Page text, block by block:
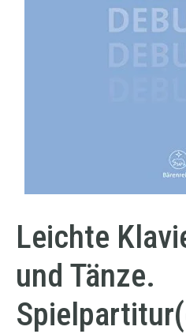
Leichte
und Tänze.